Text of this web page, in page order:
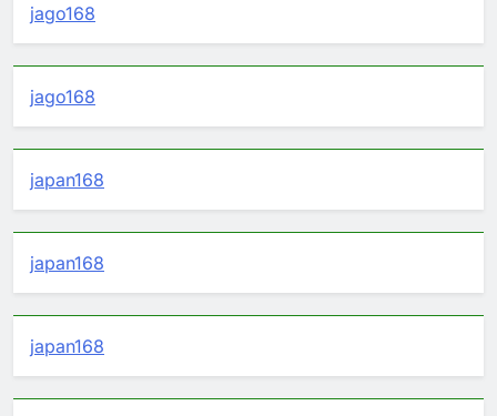
jago168
jago168
japan168
japan168
japan168